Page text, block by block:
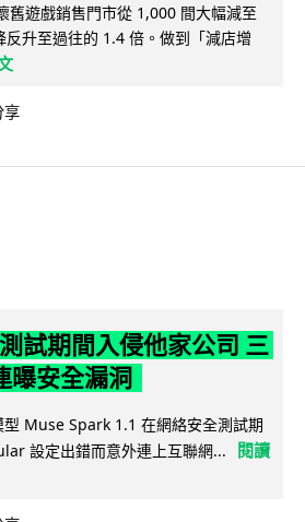
舊遊戲銷售門市從 1,000 間大幅減至
升至過往的 1.4 倍。做到「減店增
享
試期間入侵他家公司 三
曝安全漏洞
Muse Spark 1.1 在網絡安全測試期
設定出錯而意外連上互聯網...
閱讀